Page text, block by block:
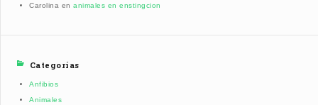
Carolina enanimales en enstingcion
Categorías
Anfibios
Animales